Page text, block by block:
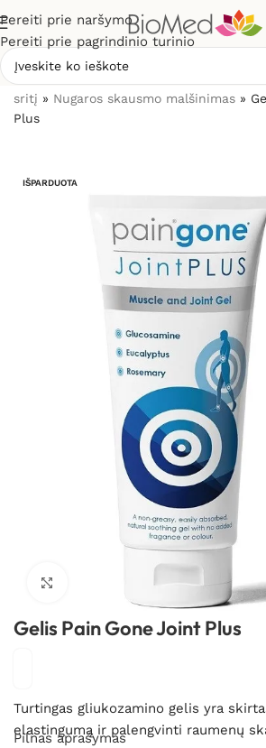
Pereiti prie naršymo
Pereiti prie pagrindinio turinio
sritį » Nugaros skausmo malšinimas »
Plus
IŠPARDUOTA
Spustelėkite, kad padidintumėte
Gelis Pain Gone Joint Plus
Turtingas gliukozamino gelis yra
elastingumą ir palengvinti raumenų
Pilnas aprašymas